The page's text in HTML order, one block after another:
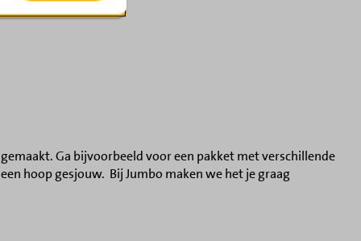
Ga bijvoorbeeld voor een pakket met verschillende
hoop gesjouw. Bij Jumbo maken we het je graag
van content.